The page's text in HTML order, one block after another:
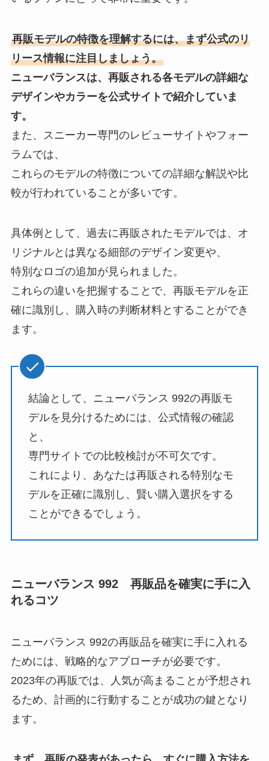
再販モデルの特徴を理解するには、まず公式のリ
リース情報に注目しましょう。
ニューバランスは、再販される各モデルの詳細な
デザインやカラーを公式サイトで紹介していま
す。
また、スニーカー専門のレビューサイトやフォー
ラムでは、
これらのモデルの特徴についての詳細な解説や比
較が行われていることが多いです。
具体例として、過去に再販されたモデルでは、オ
リジナルとは異なる細部のデザイン変更や、
特別なロゴの追加が見られました。
これらの違いを把握することで、再販モデルを正
確に識別し、購入時の判断材料とすることができ
ます。
結論として、ニューバランス 992の再販モ
デルを見分けるためには、公式情報の確認
と、
専門サイトでの比較検討が不可欠です。
これにより、あなたは再販される特別なモ
デルを正確に識別し、賢い購入選択をする
ことができるでしょう。
ニューバランス 992
再販品を確実に手に入
れるコツ
ニューバランス 992の再販品を確実に手に入れる
ためには、戦略的なアプローチが必要です。
2023年の再販では、人気が高まることが予想され
るため、計画的に行動することが成功の鍵となり
ます。